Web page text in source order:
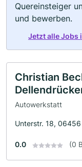
Quereinsteiger
und bewerben.
Jetzt alle Jobs
Christian
Autowerkstatt
Unterstr. 18,
0.0 (0